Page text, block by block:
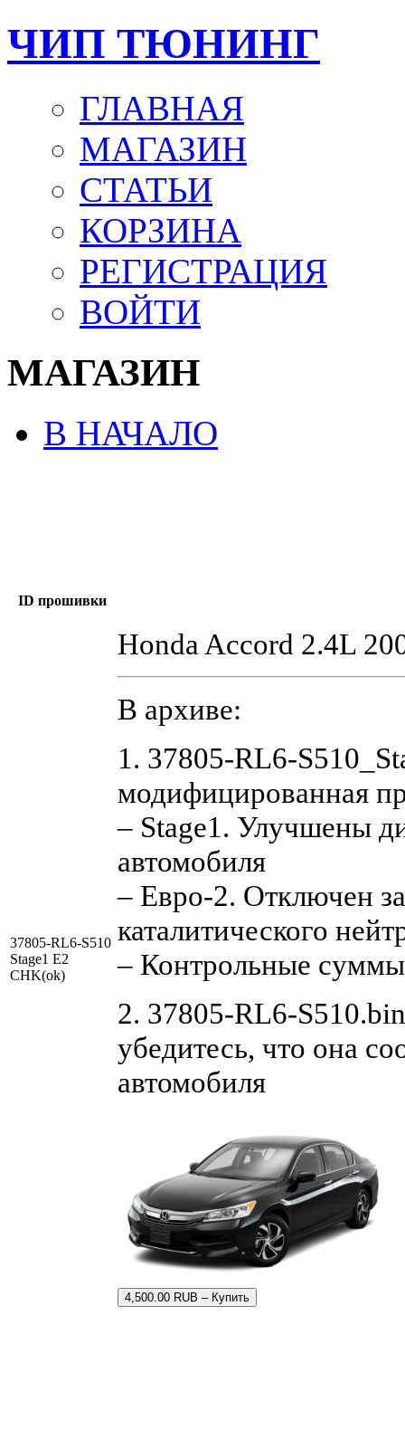
ЧИП ТЮНИНГ
ГЛАВНАЯ
МАГАЗИН
СТАТЬИ
КОРЗИНА
РЕГИСТРАЦИЯ
ВОЙТИ
МАГАЗИН
В НАЧАЛО
ID прошивки
37805-RL6-S510
Stage1 E2
CHK(ok)
Honda Accord 2.4L
В архиве:
1. 37805-RL6-
модифицированная
– Stage1. Улучшены
автомобиля
– Евро-2. Отключен
каталитического
– Контрольные
2. 37805-RL6-
убедитесь, что она
автомобиля
4,500.00 RUB – Купить